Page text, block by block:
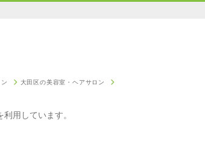
大田区の美容室・ヘアサロン
用しています。